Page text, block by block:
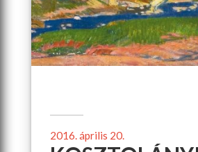
2016. április 20.